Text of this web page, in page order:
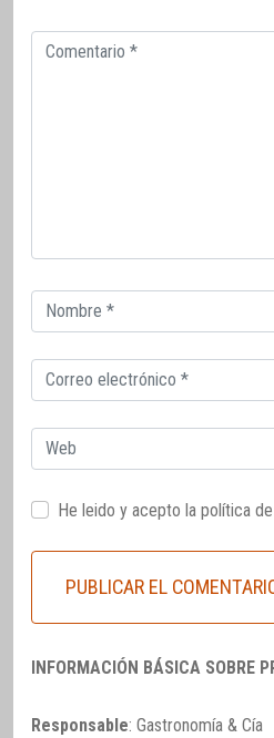
Comentario
Correo
electrónico
Correo
electrónico
Web
He leido y acepto la política
INFORMACIÓN BÁSICA SOBRE
Responsable: Gastronomía & Cía